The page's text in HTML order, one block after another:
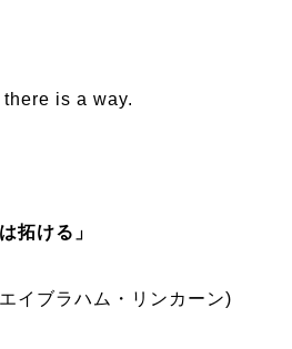
is a way.
拓ける」
イブラハム・リンカーン)